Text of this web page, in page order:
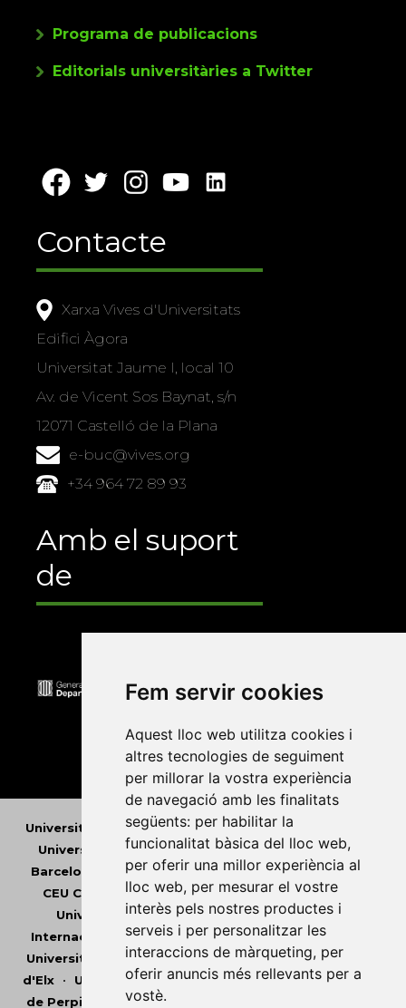
Fem servir cookies
Aquest lloc web utilitza cookies i
altres tecnologies de seguiment
per millorar la vostra experiència
de navegació amb les finalitats
següents: per habilitar la
funcionalitat bàsica del lloc web,
per oferir una millor experiència al
lloc web, per mesurar el vostre
interès pels nostres productes i
serveis i per personalitzar les
interaccions de màrqueting, per
oferir anuncis més rellevants per a
vostè.
Programa de publicacions
Editorials universitàries a Twitter
Contacte
Xarxa Vives d'Universitats
Edifici Àgora
Universitat Jaume I, local 10
Av. de Vicent Sos Baynat, s/n
12071 Castelló de la Plana
e-buc@vives.org
+34 964 72 89 93
Amb el suport
de
Universitat Abat Oliba CEU•Universitat d'Alacant
Universitat d'Andorra•Universitat Autònoma de
Barcelona
Universitat de Barcelona• Universitat
CEU Cardenal Herrera•Universitat de Girona
Universitat de les Illes Balears•Universitat
Internacional de Catalunya •Universitat Jaume I
Universitat de Lleida•Universitat Miguel Hernández
d'Elx• Universitat Oberta de Catalunya•Universitat
de Perpinyà Via Domitia